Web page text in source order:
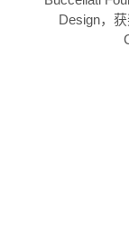
Design，